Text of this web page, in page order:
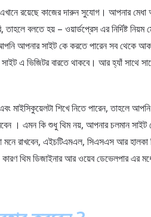
রয়েছে কাজের দারুন সুযোগ। আপনার
বলতে হয় – ওয়ার্ডপ্রেস এর নির্দিষ্ট নিয়ম
আপনার সাইট কে করতে পারেন সব থেকে
এ ভিজিটর বারতে থাকবে। আর হ্যাঁ সাথে
শিখে নিতে পারেন, তাহলে
। এমন কি শুধু থিম নয়, আপনার চলমান সাইট
রাখবেন, এইচটিএমএল, সিএসএস আর হালকা
কারণ থিম ডিজাইনার আর ওয়েব ডেভেলপার এর